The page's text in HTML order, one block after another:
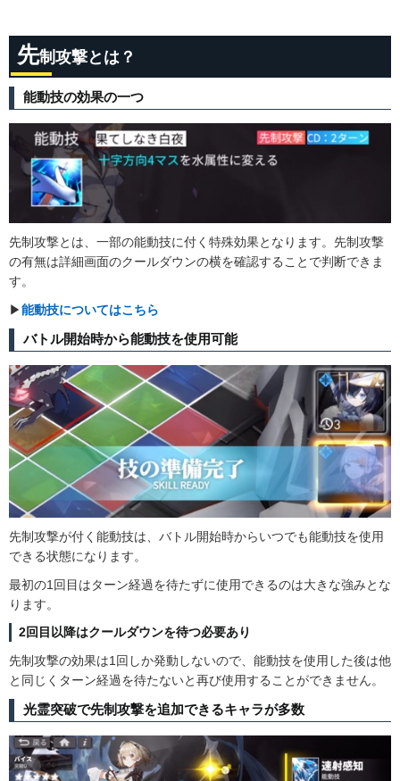
先制攻撃とは？
能動技の効果の一つ
先制攻撃とは、一部の能動技に付く特殊効果となります。先制攻撃
の有無は詳細画面のクールダウンの横を確認することで判断できま
す。
▶︎能動技についてはこちら
バトル開始時から能動技を使用可能
先制攻撃が付く能動技は、バトル開始時からいつでも能動技を使用
できる状態になります。
最初の1回目はターン経過を待たずに使用できるのは大きな強みとな
ります。
2回目以降はクールダウンを待つ必要あり
先制攻撃の効果は1回しか発動しないので、能動技を使用した後は他
と同じくターン経過を待たないと再び使用することができません。
光霊突破で先制攻撃を追加できるキャラが多数